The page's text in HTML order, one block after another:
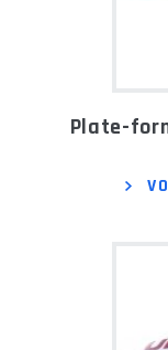
Plate-forme de maintenance pour